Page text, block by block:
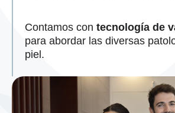
Contamos con tecnología de
para abordar las diversas
piel.